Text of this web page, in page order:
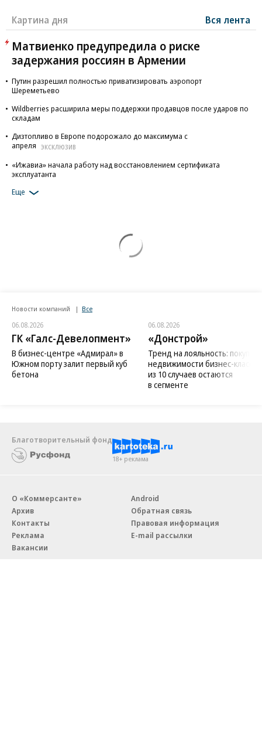
Картина дня Вся лента
Матвиенко предупредила о риске
задержания россиян в Армении
Путин разрешил полностью приватизировать аэропорт
Шереметьево
Wildberries расширила меры поддержки продавцов после ударов по
складам
Дизтопливо в Европе подорожало до максимума с
апреля
ЭКСКЛЮЗИВ
«Ижавиа» начала работу над восстановлением сертификата
эксплуатанта
Еще
Новости компаний Все
06.08.2026
ГК «Галс-Девелопмент»
В бизнес-центре «Адмирал» в
Южном порту залит первый куб
бетона
06.08.2026
«Донстрой»
Тренд на лояльность:
недвижимости бизнес-класса
из 10 случаев остаются
в сегменте
Благотворительный фонд
18+ реклама
О «Коммерсанте»
Архив
Контакты
Реклама
Вакансии
Android
Обратная связь
Правовая информация
E-mail рассылки